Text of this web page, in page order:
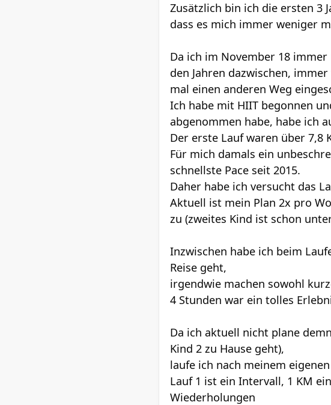
Zusätzlich bin ich die ersten 3
dass es mich immer weniger
Da ich im November 18
den Jahren dazwischen,
mal einen anderen Weg
Ich habe mit HIIT begonnen
abgenommen habe, habe ich
Der erste Lauf waren über 7,8
Für mich damals ein
schnellste Pace seit 2015.
Daher habe ich versucht das
Aktuell ist mein Plan 2x pro
zu (zweites Kind ist schon
Inzwischen habe ich beim
Reise geht,
irgendwie machen sowohl
4 Stunden war ein tolles
Da ich aktuell nicht plane
Kind 2 zu Hause geht),
laufe ich nach meinem
Lauf 1 ist ein Intervall, 1 KM
Wiederholungen